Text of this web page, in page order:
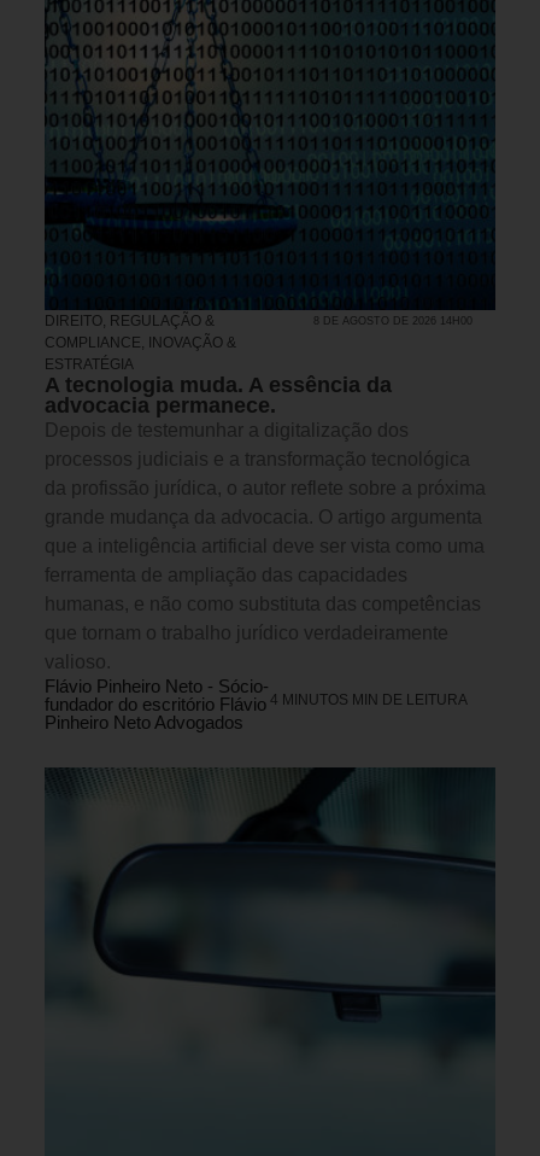
DIREITO, REGULAÇÃO &
COMPLIANCE,
INOVAÇÃO &
ESTRATÉGIA
8 DE AGOSTO DE 2026 14H00
A tecnologia muda. A essência da
advocacia permanece.
Depois de testemunhar a digitalização dos
processos judiciais e a transformação tecnológica
da profissão jurídica, o autor reflete sobre a próxima
grande mudança da advocacia. O artigo argumenta
que a inteligência artificial deve ser vista como uma
ferramenta de ampliação das capacidades
humanas, e não como substituta das competências
que tornam o trabalho jurídico verdadeiramente
valioso.
Flávio Pinheiro Neto - Sócio-
fundador do escritório Flávio
Pinheiro Neto Advogados
4 MINUTOS MIN DE LEITURA